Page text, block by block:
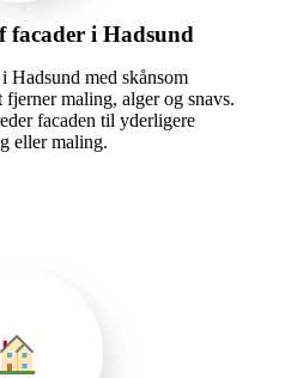
facader i Hadsund
Hadsund med skånsom
maling, alger og snavs.
facaden til yderligere
eller maling.